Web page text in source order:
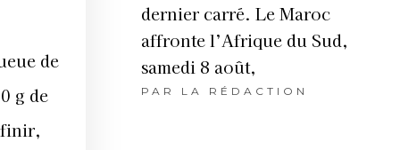
de
g de
finir,
dernier carré. Le Maroc
affronte l’Afrique du Sud,
samedi 8 août,
PAR LA RÉDACTION